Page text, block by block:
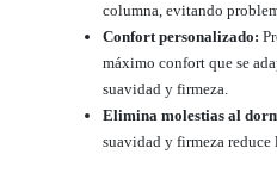
columna, evitando
Confort personalizado:
máximo confort que se
suavidad y firmeza.
Elimina molestias al
suavidad y firmeza reduce